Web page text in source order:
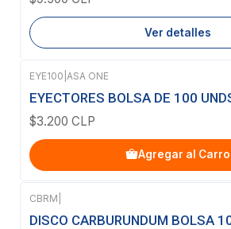
Ver detalles
EYE100 ASA ONE
EYECTORES BOLSA DE 100
$3.200 CLP
Agregar al Carro
Agotado
CBRM
DISCO CARBURUNDUM BOLSA